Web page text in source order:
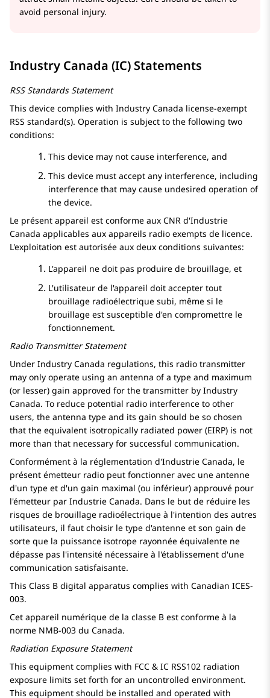
avoid personal injury.
Industry Canada (IC) Statements
RSS Standards Statement
This device complies with Industry Canada license-exempt
RSS standard(s). Operation is subject to the following two
conditions:
This device may not cause interference, and
This device must accept any interference, including
interference that may cause undesired operation of
the device.
Le présent appareil est conforme aux CNR d'Industrie
Canada applicables aux appareils radio exempts de licence.
L'exploitation est autorisée aux deux conditions suivantes:
L'appareil ne doit pas produire de brouillage, et
L'utilisateur de l'appareil doit accepter tout
brouillage radioélectrique subi, même si le
brouillage est susceptible d'en compromettre le
fonctionnement.
Radio Transmitter Statement
Under Industry Canada regulations, this radio transmitter
may only operate using an antenna of a type and maximum
(or lesser) gain approved for the transmitter by Industry
Canada. To reduce potential radio interference to other
users, the antenna type and its gain should be so chosen
that the equivalent isotropically radiated power (EIRP) is not
more than that necessary for successful communication.
Conformément à la réglementation d'Industrie Canada, le
présent émetteur radio peut fonctionner avec une antenne
d'un type et d'un gain maximal (ou inférieur) approuvé pour
l'émetteur par Industrie Canada. Dans le but de réduire les
risques de brouillage radioélectrique à l'intention des autres
utilisateurs, il faut choisir le type d'antenne et son gain de
sorte que la puissance isotrope rayonnée équivalente ne
dépasse pas l'intensité nécessaire à l'établissement d'une
communication satisfaisante.
This Class B digital apparatus complies with Canadian ICES-
003.
Cet appareil numérique de la classe B est conforme à la
norme NMB-003 du Canada.
Radiation Exposure Statement
This equipment complies with FCC & IC RSS102 radiation
exposure limits set forth for an uncontrolled environment.
This equipment should be installed and operated with